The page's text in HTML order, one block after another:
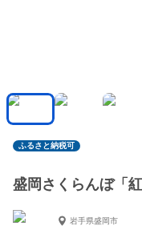
ふるさと納税可
盛岡さくらんぼ「
岩手県盛岡市